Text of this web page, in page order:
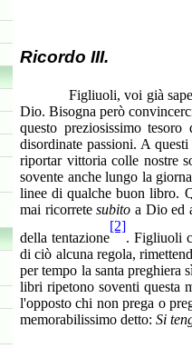
Ricordo III.
Figliuoli, voi già sapete
Dio. Bisogna però
questo preziosissimo
disordinate passioni. A
riportar vittoria colle nostre
sovente anche lungo la
linee di qualche buon libro.
mai ricorretesubito a Dio ed
della tentazione
[2]
. Figliuoli
di ciò alcuna regola,
per tempo la santa preghiera
libri ripetono soventi questa
l'opposto chi non prega o
memorabilissimo detto: Si